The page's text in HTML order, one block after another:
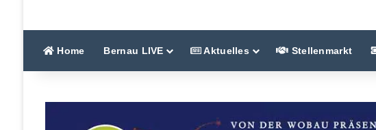
Home Bernau LIVE Aktuelles Stellenmarkt